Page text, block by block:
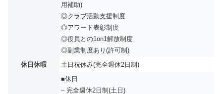
用補助)
◎クラブ活動支援制度
◎アワード表彰制度
◎役員との1on1解放制度
◎副業制度あり(許可制)
休日休暇
土日祝休み(完全週休2日制)
■休日
– 完全週休2日制(土日)